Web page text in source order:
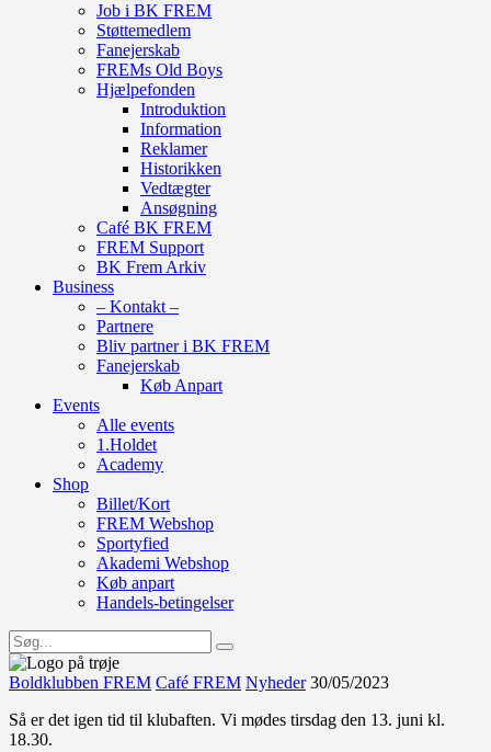
Job i BK FREM
Støttemedlem
Fanejerskab
FREMs Old Boys
Hjælpefonden
Introduktion
Information
Reklamer
Historikken
Vedtægter
Ansøgning
Café BK FREM
FREM Support
BK Frem Arkiv
Business
– Kontakt –
Partnere
Bliv partner i BK FREM
Fanejerskab
Køb Anpart
Events
Alle events
1.Holdet
Academy
Shop
Billet/Kort
FREM Webshop
Sportyfied
Akademi Webshop
Køb anpart
Handels-betingelser
Boldklubben FREM Café FREM Nyheder 30/05/2023
Så er det igen tid til klubaften. Vi mødes tirsdag den 13. juni kl.
18.30.